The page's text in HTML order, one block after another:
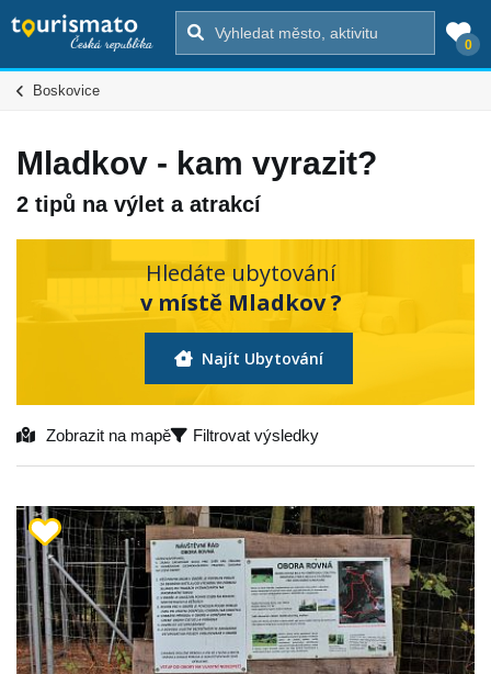
0
Boskovice
Mladkov - kam vyrazit?
2 tipů na výlet a atrakcí
Hledáte ubytování
v místě Mladkov ?
Najít Ubytování
Zobrazit na mapě Filtrovat výsledky